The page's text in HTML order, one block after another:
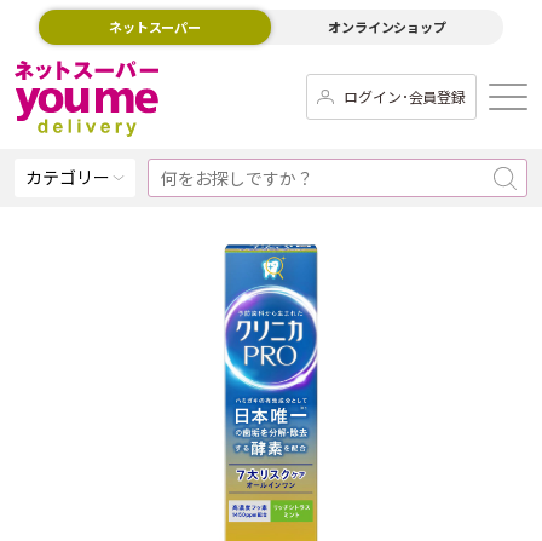
ネットスーパー オンラインショップ
ログイン･会員登録
カテゴリー